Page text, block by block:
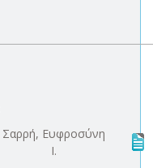
Σαρρή, Ευφροσύνη
Ι.